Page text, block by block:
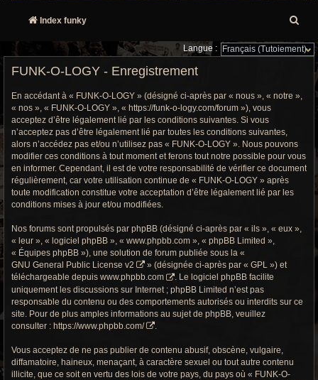
Index funky
e
c
Langue :
FUNK-O-LOGY - Enregistrement
En accédant à « FUNK-O-LOGY » (désigné ci-après par « nous », « notre »,
« nos », « FUNK-O-LOGY », « https://funk-o-logy.com/forum »), vous
acceptez d’être légalement lié par les conditions suivantes. Si vous
n’acceptez pas d’être légalement lié par toutes les conditions suivantes,
alors n’accédez pas et/ou n’utilisez pas « FUNK-O-LOGY ». Nous pouvons
modifier ces conditions à tout moment et ferons tout notre possible pour vous
en informer. Cependant, il est de votre responsabilité de vérifier ce document
régulièrement, car votre utilisation continue de « FUNK-O-LOGY » après
toute modification constitue votre acceptation d’être légalement lié par les
conditions mises à jour et/ou modifiées.
Nos forums sont propulsés par phpBB (désigné ci-après par « ils », « eux »,
« leur », « logiciel phpBB », « www.phpbb.com », « phpBB Limited »,
« Équipes phpBB »), une solution de forum publiée sous la «
GNU General Public License v2
» (désignée ci-après par « GPL ») et
téléchargeable depuis www.phpbb.com
. Le logiciel phpBB facilite
uniquement les discussions sur Internet ; phpBB Limited n’est pas
responsable du contenu ou des comportements autorisés ou interdits sur ce
site. Pour de plus amples informations au sujet de phpBB, veuillez
consulter : https://www.phpbb.com/
Vous acceptez de ne pas publier de contenu abusif, obscène, vulgaire,
diffamatoire, haineux, menaçant, à caractère sexuel ou tout autre contenu
illicite, que ce soit en vertu des lois de votre pays, du pays où « FUNK-O-